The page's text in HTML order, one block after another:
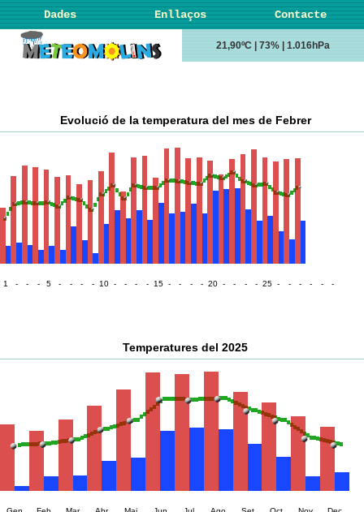
Dades Enllaços Contacte
21,90ºC | 73% | 1.016hPa
Evolució de la temperatura del mes de Febrer
1 - - - 5 - - - - 10 - - - - 15 - - - - 20 - - - - 25 - - - - - -
Temperatures del 2025